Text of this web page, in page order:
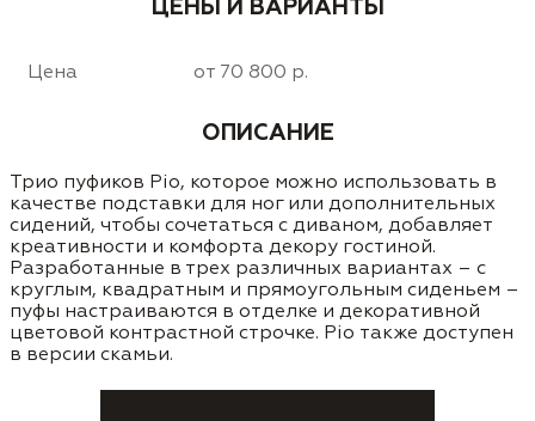
ЦЕНЫ И ВАРИАНТЫ
Цена от 70 800 р.
ОПИСАНИЕ
Трио пуфиков Pio, которое можно использовать в
качестве подставки для ног или дополнительных
сидений, чтобы сочетаться с диваном, добавляет
креативности и комфорта декору гостиной.
Разработанные в трех различных вариантах – с
круглым, квадратным и прямоугольным сиденьем –
пуфы настраиваются в отделке и декоративной
цветовой контрастной строчке. Pio также доступен
в версии скамьи.